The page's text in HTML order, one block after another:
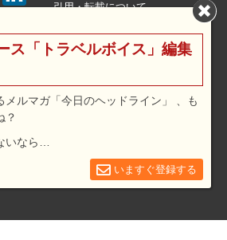
引用・転載について
利用規約
広告メニュー・料金
ス「トラベルボイス」編集
メルマガ「今日のヘッドライン」 、も
？
いなら…
いますぐ登録する